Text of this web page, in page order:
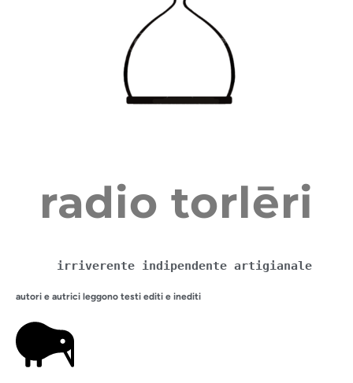
radio torlēri
irriverente indipendente artigianale
autori e autrici leggono testi editi e inediti